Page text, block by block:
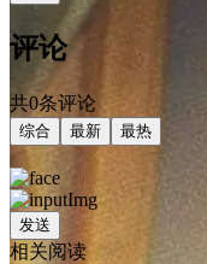
评论
共0条评论
综合 最新 最热
发送
相关阅读